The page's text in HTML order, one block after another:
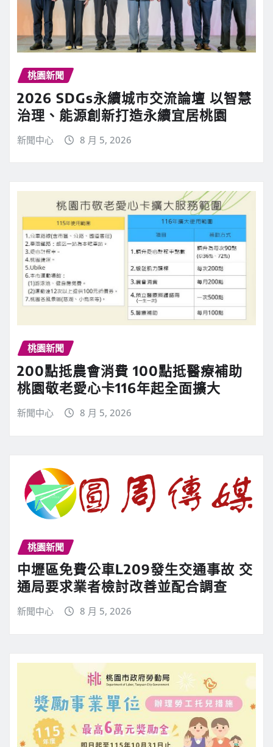
桃園新聞
2026 SDGs永續城市交流論壇 以智慧
治理、能源創新打造永續宜居桃園
新聞中心 8 月 5, 2026
桃園新聞
200點抵農會消費 100點抵醫療補助
桃園敬老愛心卡116年起全面擴大
新聞中心 8 月 5, 2026
桃園新聞
中壢區免費公車L209發生交通事故 交
通局要求業者檢討改善並配合調查
新聞中心 8 月 5, 2026